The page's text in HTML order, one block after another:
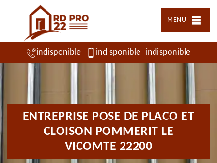
MENU
indisponible indisponible indisponible
ENTREPRISE POSE DE PLACO ET
CLOISON POMMERIT LE
VICOMTE 22200